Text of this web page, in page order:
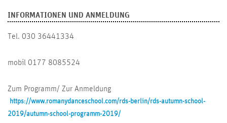
INFORMATIONEN UND ANMELDUNG
Tel. 030 36441334
mobil 0177 8085524
Zum Programm/ Zur Anmeldung
https://www.romanydanceschool.com/rds-berlin/rds-autumn-school-
2019/autumn-school-programm-2019/